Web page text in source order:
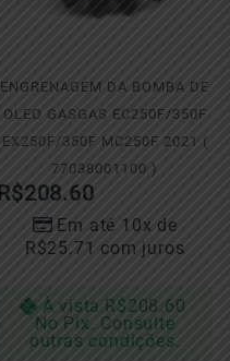
ENGRENAGEM DA BOMBA DE
OLEO GASGAS EC250F/350F
EX250F/350F MC250F 2021 (
77038001100 )
R$208.60
Em até 10x de
R$25.71 com juros
À vista R$208.60
No Pix. Consulte
outras condições.